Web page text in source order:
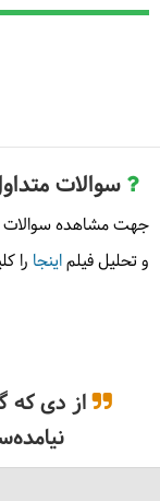
سوالات
جهت مشاهده سوالات
و تحلیل فیلماینجا را
از دی که